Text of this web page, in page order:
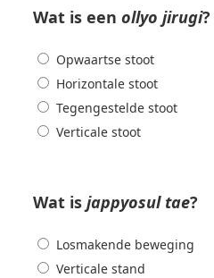
Wat is een ollyo jirugi?
Opwaartse stoot
Horizontale stoot
Tegengestelde stoot
Verticale stoot
Wat is jappyosul tae?
Losmakende beweging
Verticale stand